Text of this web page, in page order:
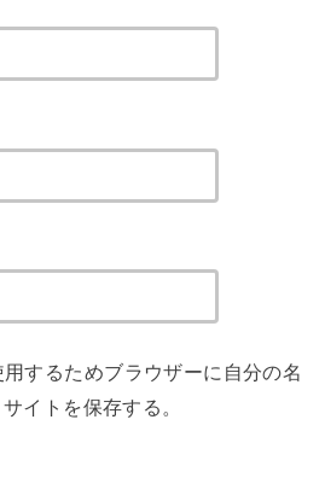
するためブラウザーに自分の名
イトを保存する。